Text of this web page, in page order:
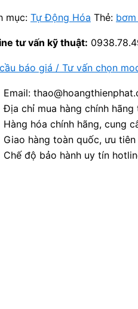
mục: Tự Động Hóa Thẻ:
tư vấn kỹ thuật:
báo giá / Tư vấn chọn
Email:
Địa chỉ mua hàng chính
Hàng hóa chính hãng, cung
Giao hàng toàn quốc, ưu
Chế độ bảo hành uy tín